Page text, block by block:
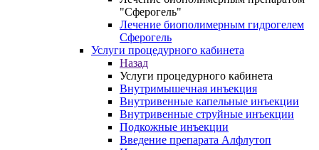
"Сферогель"
Лечение биополимерным гидрогелем
Сферогель
Услуги процедурного кабинета
Назад
Услуги процедурного кабинета
Внутримышечная инъекция
Внутривенные капельные инъекции
Внутривенные струйные инъекции
Подкожные инъекции
Введение препарата Алфлутоп